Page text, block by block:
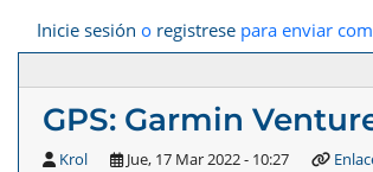
Inicie sesión o registrese para enviar
GPS: Garmin
Krol Jue, 17 Mar 2022 - 10:27